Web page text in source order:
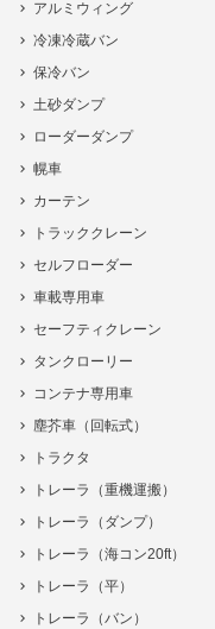
アルミウィング
冷凍冷蔵バン
保冷バン
土砂ダンプ
ローダーダンプ
幌車
カーテン
トラッククレーン
セルフローダー
車載専用車
セーフティクレーン
タンクローリー
コンテナ専用車
塵芥車（回転式）
トラクタ
トレーラ（重機運搬）
トレーラ（ダンプ）
トレーラ（海コン20ft）
トレーラ（平）
トレーラ（バン）